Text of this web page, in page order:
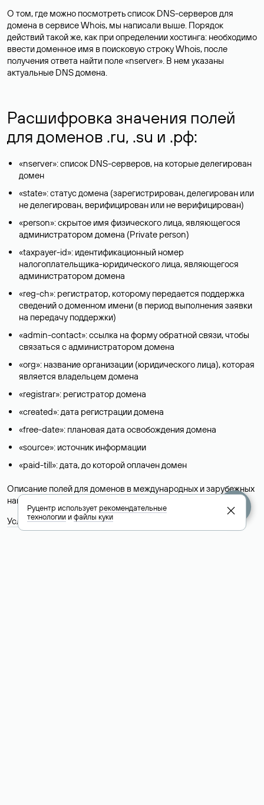
О том, где можно посмотреть список DNS-серверов для
домена в сервисе Whois, мы написали выше. Порядок
действий такой же, как при определении хостинга: необходимо
ввести доменное имя в поисковую строку Whois, после
получения ответа найти поле «nserver». В нем указаны
актуальные DNS домена.
Расшифровка значения полей
для доменов .ru, .su и .рф:
«nserver»: список DNS-серверов, на которые делегирован
домен
«state»: статус домена (зарегистрирован, делегирован или
не делегирован, верифицирован или не верифицирован)
«person»: скрытое имя физического лица, являющегося
администратором домена (Privatе person)
«taxpayer-id»: идентификационный номер
налогоплательщика-юридического лица, являющегося
администратором домена
«reg-ch»: регистратор, которому передается поддержка
сведений о доменном имени (в период выполнения заявки
на передачу поддержки)
«admin-contact»: ссылка на форму обратной связи, чтобы
связаться с администратором домена
«org»: название организации (юридического лица), которая
является владельцем домена
«registrar»: регистратор домена
«created»: дата регистрации домена
«free-date»: плановая дата освобождения домена
«source»: источник информации
«paid-till»: дата, до которой оплачен домен
Описание полей для доменов в международных и зарубежных
национальных доменах представлены в разделе «
».
Условия использования Whois-сервиса
Руцентр используетрекомендательные
технологииифайлы куки